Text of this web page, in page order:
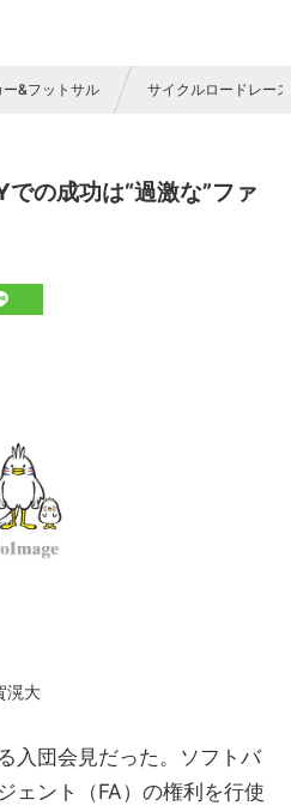
ー&フットサル サイクルロードレース
の成功は“過激な”ファ
滉大
入団会見だった。ソフトバ
ェント（FA）の権利を行使